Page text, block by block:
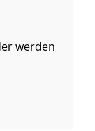
werden